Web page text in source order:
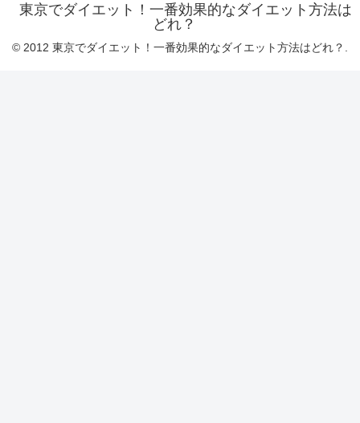
東京でダイエット！一番効果的なダイエット方法は
どれ？
© 2012 東京でダイエット！一番効果的なダイエット方法はどれ？.